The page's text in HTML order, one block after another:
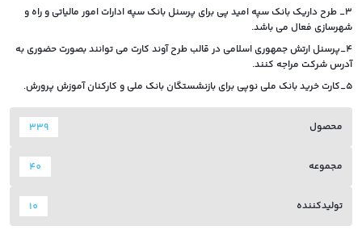
3_ طرح داریک بانک سپه امید پی برای پرسنل بانک سپه ادارات امور مالیاتی و راه و
شهرسازی فعال می باشد.
4_پرسنل ارتش جمهوری اسلامی در قالب طرح آوند کارت می توانند بصورت حضوری به
آدرس شرکت مراجه کنند.
5_کارت خرید بانک ملی نوپی برای بازنشستگان بانک ملی و کارکنان آموزش پرورش.
339 محصول
40 مجموعه
10 تولیدکننده